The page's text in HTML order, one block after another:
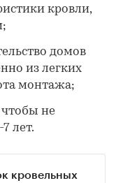
кровли,
домов
из легких
монтажа;
не
лет.
кровельных